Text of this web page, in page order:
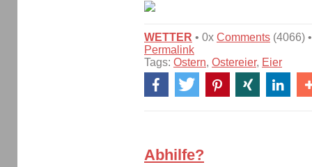
WETTER • 0x Comments (4066) •
Permalink
Tags: Ostern, Ostereier, Eier
Abhilfe?